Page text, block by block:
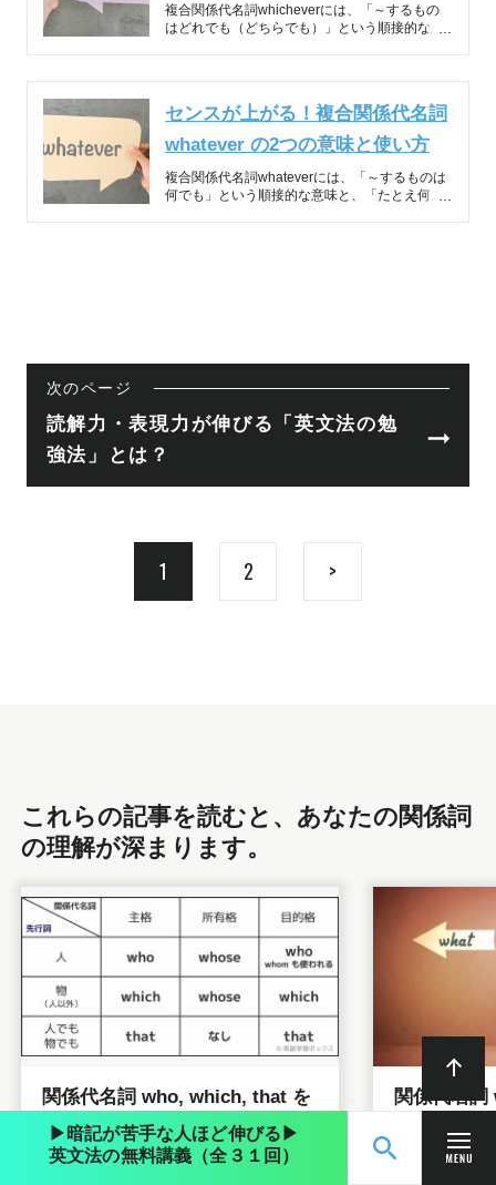
複合関係代名詞whicheverには、「～するもの
はどれでも（どちらでも）」という順接的な意
センスが上がる！複合関係代名詞
whatever の2つの意味と使い方
複合関係代名詞whateverには、「～するものは
何でも」という順接的な意味と、「たとえ何が
次のページ
読解力・表現力が伸びる「英文法の勉
強法」とは？
1 2 >
これらの記事を読むと、あなたの関係詞
の理解が深まります。
関係代名詞 who, which, that を
マスター｜主格・目的格の例文
満載
英文法 関係詞 2023/10/22
関係代名
英文法 関係詞
▶︎暗記が苦手な人ほど伸びる▶︎
英文法の無料講義（全３１回）